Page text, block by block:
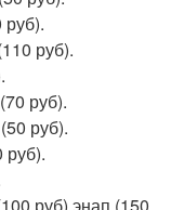
руб).
руб).
руб).
руб).
руб) энап (150